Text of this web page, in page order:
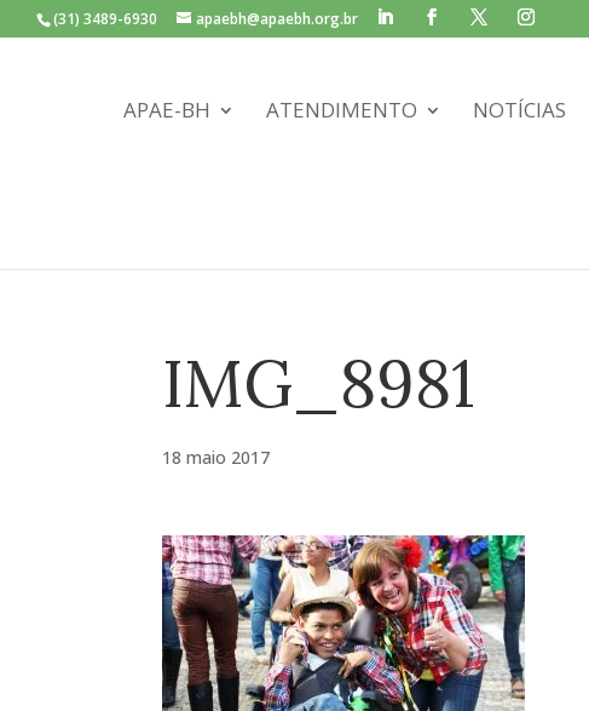
(31) 3489-6930 apaebh@apaebh.org.br
APAE-BH ATENDIMENTO NOTÍCIAS
IMG_8981
18 maio 2017